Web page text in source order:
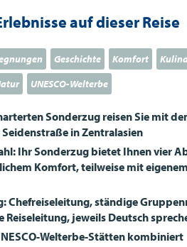
auf dieser Reise
Geschichte Komfort
UNESCO-Welterbe
Sonderzug reisen Sie mit
in Zentralasien
Ihr Sonderzug bietet Ihnen vier
Komfort, teilweise mit
Chefreiseleitung, ständige
Reiseleitung, jeweils Deutsch
-Welterbe-Stätten kombiniert